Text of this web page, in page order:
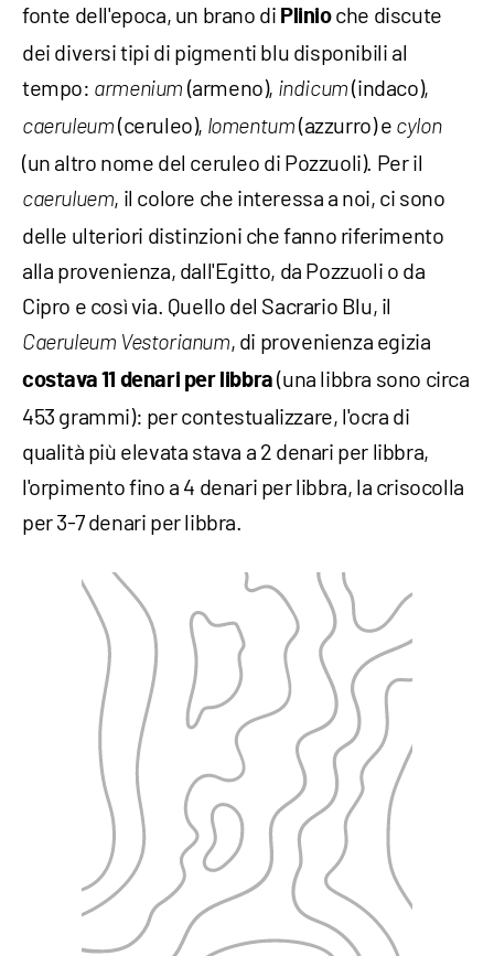
fonte dell'epoca, un brano di Plinioche discute
dei diversi tipi di pigmenti blu disponibili al
tempo: armenium (armeno), indicum (indaco),
caeruleum (ceruleo), lomentum (azzurro) e cylon
(un altro nome del ceruleo di Pozzuoli). Per il
caeruluem, il colore che interessa a noi, ci sono
delle ulteriori distinzioni che fanno riferimento
alla provenienza, dall'Egitto, da Pozzuoli o da
Cipro e così via. Quello del Sacrario Blu, il
Caeruleum Vestorianum, di provenienza egizia
costava 11 denari per libbra(una libbra sono circa
453 grammi): per contestualizzare, l'ocra di
qualità più elevata stava a 2 denari per libbra,
l'orpimento fino a 4 denari per libbra, la crisocolla
per 3-7 denari per libbra.